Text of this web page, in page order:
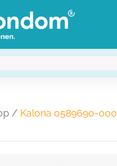
/ Kalona 0589690-000